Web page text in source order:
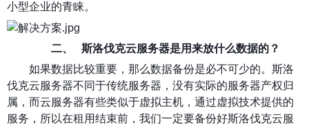
小型企业的青睐。
二、 斯洛伐克云服务器是用来放什么数据的？
如果数据比较重要，那么数据备份是必不可少的。斯洛
伐克云服务器不同于传统服务器，没有实际的服务器产权归
属，而云服务器有些类似于虚拟主机，通过虚拟技术提供的
服务，所以在租用结束前，我们一定要备份好斯洛伐克云服